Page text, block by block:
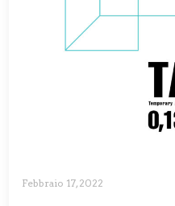
Febbraio 17, 2022